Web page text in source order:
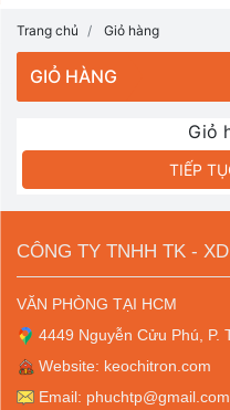
Trang chủ Giỏ hàng
GIỎ HÀNG
Giỏ
TIẾP
CÔNG TY TNHH TK -
VĂN PHÒNG TẠI HCM
4449 Nguyễn Cửu Phú, P.
Website: keochitron.com
Email: phuchtp@gmail.com